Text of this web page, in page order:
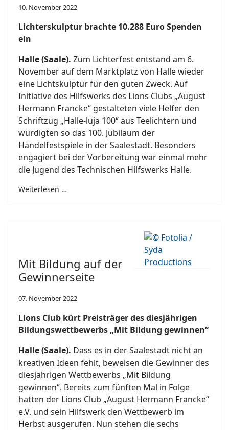
10. November 2022
Lichterskulptur brachte 10.288 Euro Spenden
ein
Halle (Saale). Zum Lichterfest entstand am 6.
November auf dem Marktplatz von Halle wieder
eine Lichtskulptur für den guten Zweck. Auf
Initiative des Hilfswerks des Lions Clubs „August
Hermann Francke“ gestalteten viele Helfer den
Schriftzug „Halle-luja 100“ aus Teelichtern und
würdigten so das 100. Jubiläum der
Händelfestspiele in der Saalestadt. Besonders
engagiert bei der Vorbereitung war einmal mehr
die Jugend des Technischen Hilfswerks Halle.
Weiterlesen …
Mit Bildung auf der
Gewinnerseite
07. November 2022
Lions Club kürt Preisträger des diesjährigen
Bildungswettbewerbs „Mit Bildung gewinnen“
Halle (Saale). Dass es in der Saalestadt nicht an
kreativen Ideen fehlt, beweisen die Gewinner des
diesjährigen Wettbewerbs „Mit Bildung
gewinnen“. Bereits zum fünften Mal in Folge
hatten der Lions Club „August Hermann Francke“
e.V. und sein Hilfswerk den Wettbewerb im
Herbst ausgerufen. Nun stehen die sechs